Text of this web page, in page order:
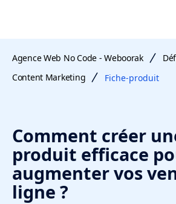
Agence Web No Code - Weboorak
Content Marketing
Fiche-produit
Comment créer
produit efficace
augmenter vos
ligne ?